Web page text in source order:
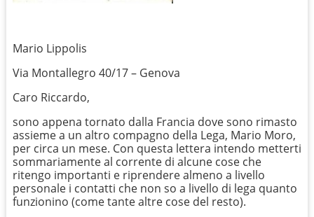
Mario Lippolis
Via Montallegro 40/17 – Genova
Caro Riccardo,
sono appena tornato dalla Francia dove sono rimasto
assieme a un altro compagno della Lega, Mario Moro,
per circa un mese. Con questa lettera intendo metterti
sommariamente al corrente di alcune cose che
ritengo importanti e riprendere almeno a livello
personale i contatti che non so a livello di lega quanto
funzionino (come tante altre cose del resto).